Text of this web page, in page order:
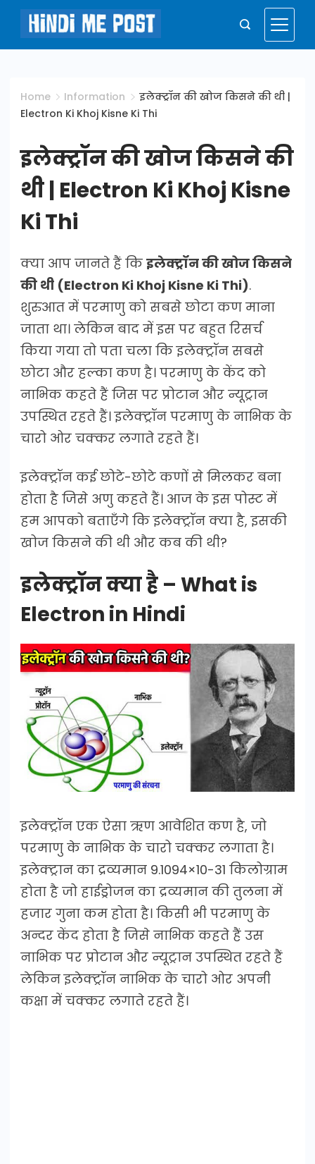
Skip
content
Hindi
Me
Post
Home Information
इलेक्ट्रॉन की खोज किसने की थी |
Electron Ki Khoj Kisne Ki Thi
इलेक्ट्रॉन की खोज किसने की
थी | Electron Ki Khoj Kisne
Ki Thi
क्या आप जानते हैं कि इलेक्ट्रॉन की खोज किसने
की थी (Electron Ki Khoj Kisne Ki Thi).
शुरुआत में परमाणु को सबसे छोटा कण माना
जाता था। लेकिन बाद में इस पर बहुत रिसर्च
किया गया तो पता चला कि इलेक्ट्रॉन सबसे
छोटा और हल्का कण है। परमाणु के केंद को
नाभिक कहते हैं जिस पर प्रोटान और न्यूट्रान
उपस्थित रहते हैं। इलेक्ट्रॉन परमाणु के नाभिक के
चारो ओर चक्कर लगाते रहते हैं।
इलेक्ट्रॉन कई छोटे-छोटे कणों से मिलकर बना
होता है जिसे अणु कहते हैं। आज के इस पोस्ट में
हम आपको बताएँगे कि इलेक्ट्रॉन क्या है, इसकी
खोज किसने की थी और कब की थी?
इलेक्ट्रॉन क्या है – What is
Electron in Hindi
इलेक्ट्रॉन एक ऐसा ऋण आवेशित कण है, जो
परमाणु के नाभिक के चारो चक्कर लगाता है।
इलेक्ट्रान का द्रव्यमान 9.1094×10-31 किलोग्राम
होता है जो हाईड्रोजन का द्रव्यमान की तुलना में
हजार गुना कम होता है। किसी भी परमाणु के
अन्दर केंद होता है जिसे नाभिक कहते हैं उस
नाभिक पर प्रोटान और न्यूट्रान उपस्थित रहते हैं
लेकिन इलेक्ट्रॉन नाभिक के चारो ओर अपनी
कक्षा में चक्कर लगाते रहते हैं।